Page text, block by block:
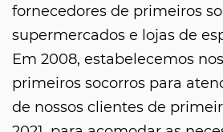
fornecedores de primeiros
supermercados e lojas de
Em 2008, estabelecemos
primeiros socorros para
de nossos clientes de